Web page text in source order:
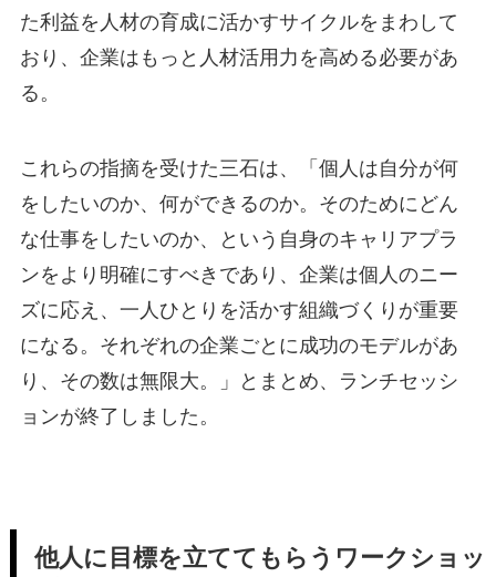
た利益を人材の育成に活かすサイクルをまわして
おり、企業はもっと人材活用力を高める必要があ
る。
これらの指摘を受けた三石は、「個人は自分が何
をしたいのか、何ができるのか。そのためにどん
な仕事をしたいのか、という自身のキャリアプラ
ンをより明確にすべきであり、企業は個人のニー
ズに応え、一人ひとりを活かす組織づくりが重要
になる。それぞれの企業ごとに成功のモデルがあ
り、その数は無限大。」とまとめ、ランチセッシ
ョンが終了しました。
他人に目標を立ててもらうワークショッ